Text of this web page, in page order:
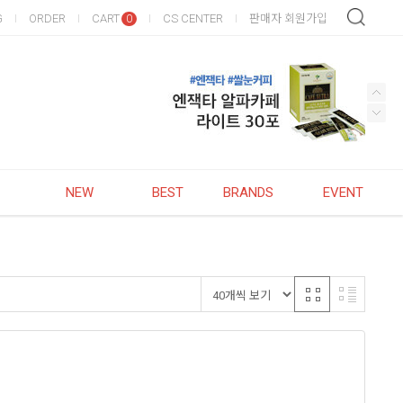
ORDER CART 0 CS CENTER 판매자 회원가입
NEW BEST BRANDS EVENT